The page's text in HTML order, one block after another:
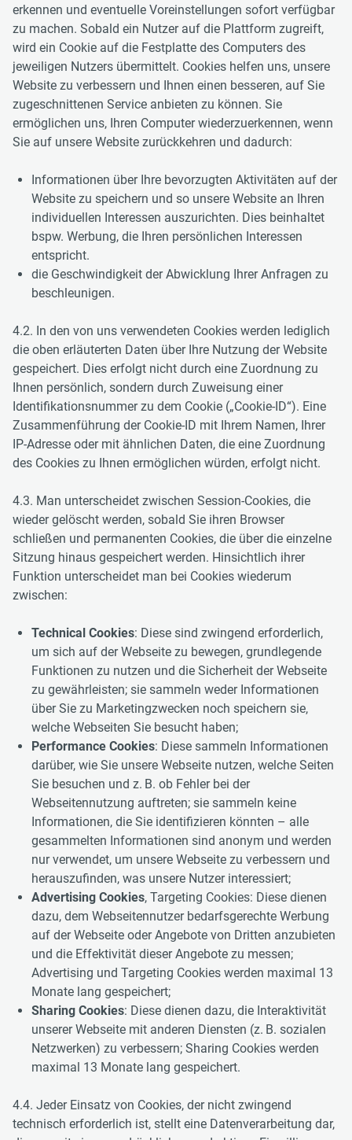
erkennen und eventuelle Voreinstellungen sofort verfügbar
zu machen. Sobald ein Nutzer auf die Plattform zugreift,
wird ein Cookie auf die Festplatte des Computers des
jeweiligen Nutzers übermittelt. Cookies helfen uns, unsere
Website zu verbessern und Ihnen einen besseren, auf Sie
zugeschnittenen Service anbieten zu können. Sie
ermöglichen uns, Ihren Computer wiederzuerkennen, wenn
Sie auf unsere Website zurückkehren und dadurch:
Informationen über Ihre bevorzugten Aktivitäten auf der
Website zu speichern und so unsere Website an Ihren
individuellen Interessen auszurichten. Dies beinhaltet
bspw. Werbung, die Ihren persönlichen Interessen
entspricht.
die Geschwindigkeit der Abwicklung Ihrer Anfragen zu
beschleunigen.
4.2. In den von uns verwendeten Cookies werden lediglich
die oben erläuterten Daten über Ihre Nutzung der Website
gespeichert. Dies erfolgt nicht durch eine Zuordnung zu
Ihnen persönlich, sondern durch Zuweisung einer
Identifikationsnummer zu dem Cookie („Cookie-ID“). Eine
Zusammenführung der Cookie-ID mit Ihrem Namen, Ihrer
IP-Adresse oder mit ähnlichen Daten, die eine Zuordnung
des Cookies zu Ihnen ermöglichen würden, erfolgt nicht.
4.3. Man unterscheidet zwischen Session-Cookies, die
wieder gelöscht werden, sobald Sie ihren Browser
schließen und permanenten Cookies, die über die einzelne
Sitzung hinaus gespeichert werden. Hinsichtlich ihrer
Funktion unterscheidet man bei Cookies wiederum
zwischen:
Technical Cookies: Diese sind zwingend erforderlich,
um sich auf der Webseite zu bewegen, grundlegende
Funktionen zu nutzen und die Sicherheit der Webseite
zu gewährleisten; sie sammeln weder Informationen
über Sie zu Marketingzwecken noch speichern sie,
welche Webseiten Sie besucht haben;
Performance Cookies: Diese sammeln Informationen
darüber, wie Sie unsere Webseite nutzen, welche Seiten
Sie besuchen und z. B. ob Fehler bei der
Webseitennutzung auftreten; sie sammeln keine
Informationen, die Sie identifizieren könnten – alle
gesammelten Informationen sind anonym und werden
nur verwendet, um unsere Webseite zu verbessern und
herauszufinden, was unsere Nutzer interessiert;
Advertising Cookies, Targeting Cookies: Diese dienen
dazu, dem Webseitennutzer bedarfsgerechte Werbung
auf der Webseite oder Angebote von Dritten anzubieten
und die Effektivität dieser Angebote zu messen;
Advertising und Targeting Cookies werden maximal 13
Monate lang gespeichert;
Sharing Cookies: Diese dienen dazu, die Interaktivität
unserer Webseite mit anderen Diensten (z. B. sozialen
Netzwerken) zu verbessern; Sharing Cookies werden
maximal 13 Monate lang gespeichert.
4.4. Jeder Einsatz von Cookies, der nicht zwingend
technisch erforderlich ist, stellt eine Datenverarbeitung dar,